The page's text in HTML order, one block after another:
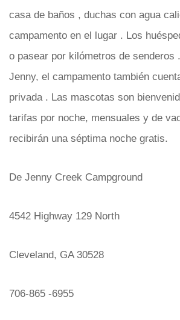
casa de baños , duchas con agua
campamento en el lugar . Los
o pasear por kilómetros de
Jenny, el campamento también
privada . Las mascotas son
tarifas por noche, mensuales y de
recibirán una séptima noche gratis.
De Jenny Creek Campground
4542 Highway 129 North
Cleveland, GA 30528
706-865 -6955